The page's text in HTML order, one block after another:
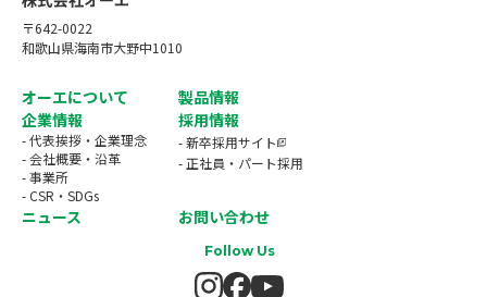
〒642-0022
和歌山県海南市大野中1010
オーエについて
製品情報
企業情報
- 代表挨拶・企業理念
- 会社概要・沿革
- 事業所
- CSR・SDGs
採用情報
- 新卒採用サイト
- 正社員・パート採用
ニュース お問い合わせ
Follow Us